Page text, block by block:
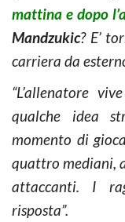
mattina e dopo
Mandzukic? E’
carriera da
“L’allenatore
qualche idea
momento di
quattro mediani,
attaccanti. I
risposta”.